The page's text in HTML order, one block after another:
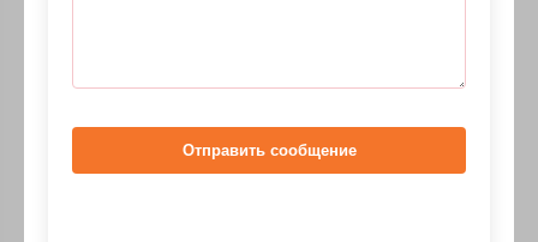
Отправить сообщение